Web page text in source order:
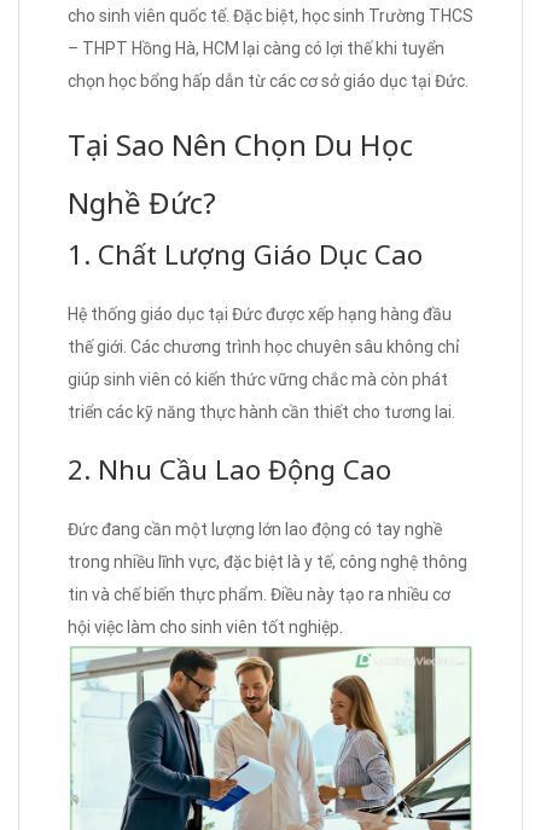
cho sinh viên quốc tế. Đặc biệt, học sinh Trường THCS
– THPT Hồng Hà, HCM lại càng có lợi thế khi tuyển
chọn học bổng hấp dẫn từ các cơ sở giáo dục tại Đức.
Tại Sao Nên Chọn Du Học
Nghề Đức?
1. Chất Lượng Giáo Dục Cao
Hệ thống giáo dục tại Đức được xếp hạng hàng đầu
thế giới. Các chương trình học chuyên sâu không chỉ
giúp sinh viên có kiến thức vững chắc mà còn phát
triển các kỹ năng thực hành cần thiết cho tương lai.
2. Nhu Cầu Lao Động Cao
Đức đang cần một lượng lớn lao động có tay nghề
trong nhiều lĩnh vực, đặc biệt là y tế, công nghệ thông
tin và chế biến thực phẩm. Điều này tạo ra nhiều cơ
hội việc làm cho sinh viên tốt nghiệp.